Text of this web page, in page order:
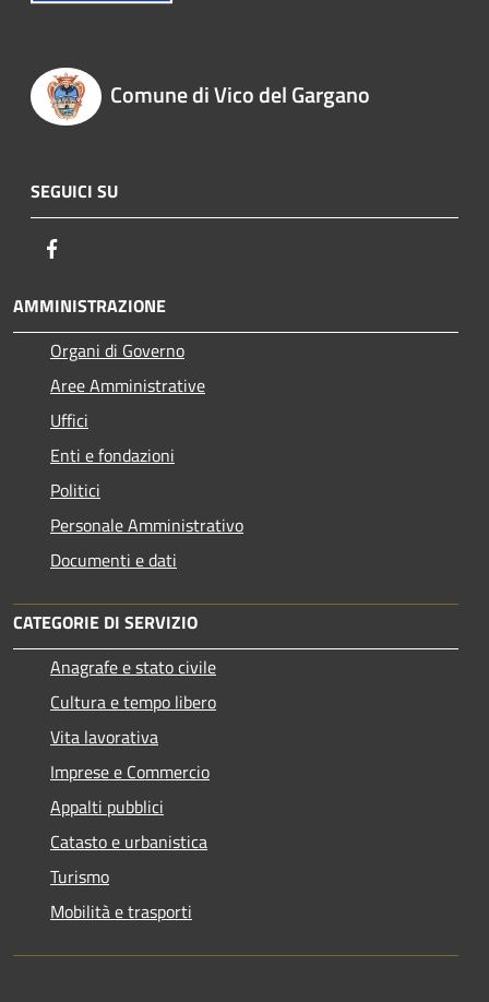
Comune di Vico del Gargano
SEGUICI SU
AMMINISTRAZIONE
Organi di Governo
Aree Amministrative
Uffici
Enti e fondazioni
Politici
Personale Amministrativo
Documenti e dati
CATEGORIE DI SERVIZIO
Anagrafe e stato civile
Cultura e tempo libero
Vita lavorativa
Imprese e Commercio
Appalti pubblici
Catasto e urbanistica
Turismo
Mobilità e trasporti